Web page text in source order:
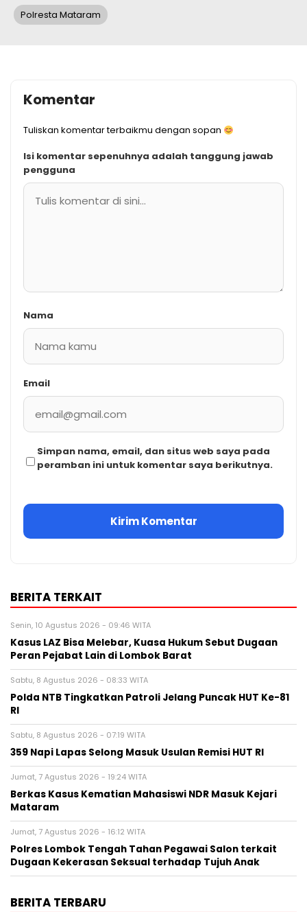
Polresta Mataram
Komentar
Tuliskan komentar terbaikmu dengan sopan
Isi komentar sepenuhnya adalah tanggung jawab
pengguna
Nama
Email
Simpan nama, email, dan situs web saya pada
peramban ini untuk komentar saya berikutnya.
BERITA TERKAIT
Senin, 10 Agustus 2026 - 09:46 WITA
Kasus LAZ Bisa Melebar, Kuasa Hukum Sebut Dugaan
Peran Pejabat Lain di Lombok Barat
Sabtu, 8 Agustus 2026 - 08:33 WITA
Polda NTB Tingkatkan Patroli Jelang Puncak HUT Ke-81
RI
Sabtu, 8 Agustus 2026 - 07:19 WITA
359 Napi Lapas Selong Masuk Usulan Remisi HUT RI
Jumat, 7 Agustus 2026 - 19:24 WITA
Berkas Kasus Kematian Mahasiswi NDR Masuk Kejari
Mataram
Jumat, 7 Agustus 2026 - 16:12 WITA
Polres Lombok Tengah Tahan Pegawai Salon terkait
Dugaan Kekerasan Seksual terhadap Tujuh Anak
BERITA TERBARU